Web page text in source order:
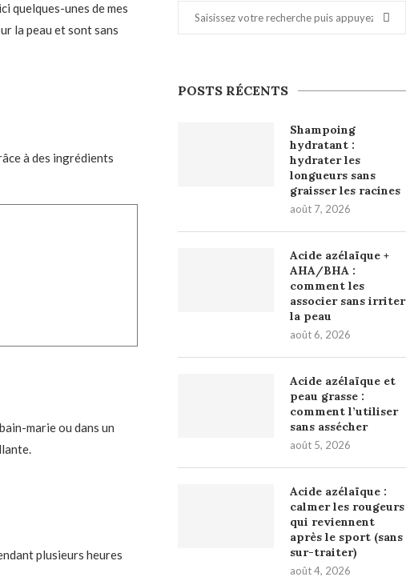
quelques-unes de mes
la peau et sont sans
à des ingrédients
marie ou dans un
plusieurs heures
POSTS RÉCENTS
Shampoing
hydratant :
hydrater les
longueurs sans
graisser les racines
août 7, 2026
Acide azélaïque +
AHA/BHA :
comment les
associer sans irriter
la peau
août 6, 2026
Acide azélaïque et
peau grasse :
comment l’utiliser
sans assécher
août 5, 2026
Acide azélaïque :
calmer les rougeurs
qui reviennent
après le sport (sans
sur-traiter)
août 4, 2026